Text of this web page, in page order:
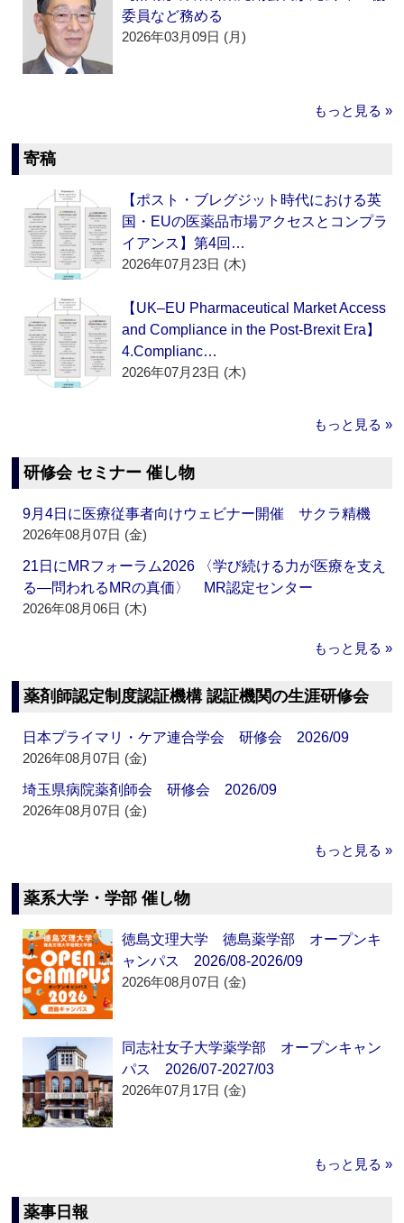
委員など務める
2026年03月09日 (月)
もっと見る »
寄稿
【ポスト・ブレグジット時代における英
国・EUの医薬品市場アクセスとコンプラ
イアンス】第4回…
2026年07月23日 (木)
【UK–EU Pharmaceutical Market Access
and Compliance in the Post-Brexit Era】
4.Complianc…
2026年07月23日 (木)
もっと見る »
研修会 セミナー 催し物
9月4日に医療従事者向けウェビナー開催 サクラ精機
2026年08月07日 (金)
21日にMRフォーラム2026 〈学び続ける力が医療を支え
る―問われるMRの真価〉 MR認定センター
2026年08月06日 (木)
もっと見る »
薬剤師認定制度認証機構 認証機関の生涯研修会
日本プライマリ・ケア連合学会 研修会 2026/09
2026年08月07日 (金)
埼玉県病院薬剤師会 研修会 2026/09
2026年08月07日 (金)
もっと見る »
薬系大学・学部 催し物
徳島文理大学 徳島薬学部 オープンキ
ャンパス 2026/08-2026/09
2026年08月07日 (金)
同志社女子大学薬学部 オープンキャン
パス 2026/07-2027/03
2026年07月17日 (金)
もっと見る »
薬事日報